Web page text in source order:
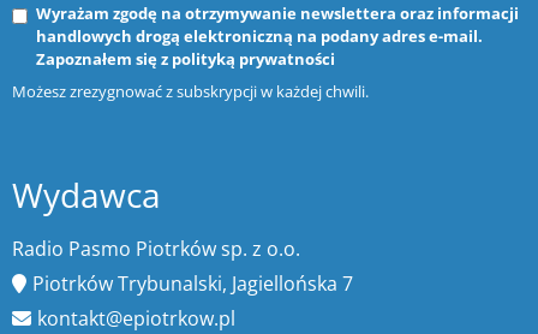
Wyrażam zgodę na otrzymywanie newslettera oraz informacji
handlowych drogą elektroniczną na podany adres e-mail.
Zapoznałem się z polityką prywatności
Możesz zrezygnować z subskrypcji w każdej chwili.
Wydawca
Radio Pasmo Piotrków sp. z o.o.
Piotrków Trybunalski, Jagiellońska 7
kontakt@epiotrkow.pl